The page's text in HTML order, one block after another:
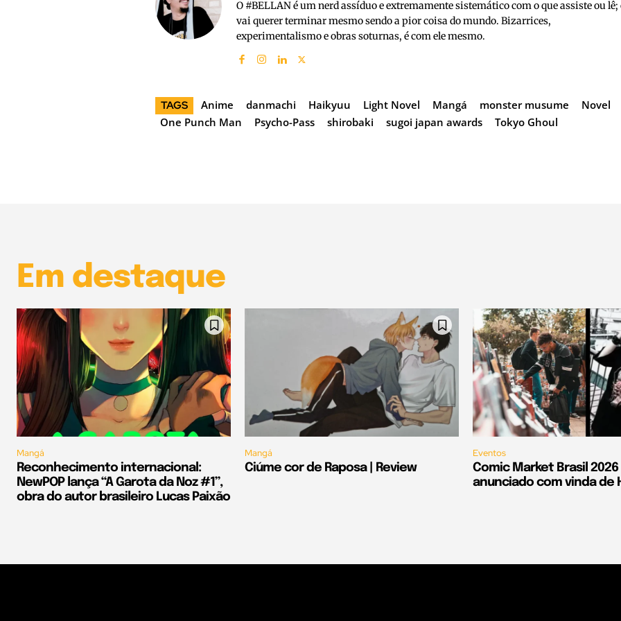
O #BELLAN é um nerd assíduo e extremamente sistemático com o que assiste ou lê;
vai querer terminar mesmo sendo a pior coisa do mundo. Bizarrices,
experimentalismo e obras soturnas, é com ele mesmo.
TAGS Anime danmachi Haikyuu Light Novel Mangá monster musume
Novel
One Punch Man
Psycho-Pass shirobaki sugoi japan awards Tokyo Ghoul
Em destaque
Mangá
Reconhecimento internacional:
NewPOP lança “A Garota da Noz #1”,
obra do autor brasileiro Lucas Paixão
Mangá
Ciúme cor de Raposa | Review
Eventos
Comic Market Brasil 2026
anunciado com vinda de